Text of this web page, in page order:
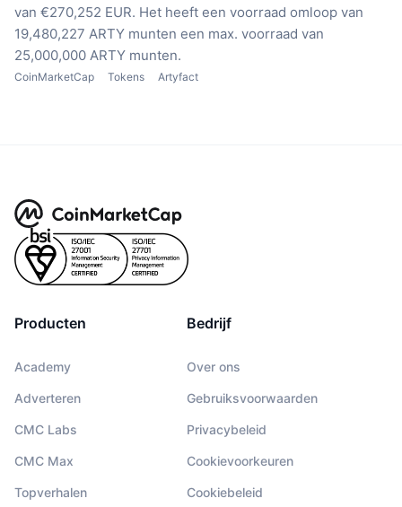
van €270,252 EUR. Het heeft een voorraad omloop van
19,480,227 ARTY munten een max. voorraad van
25,000,000 ARTY munten.
CoinMarketCap Tokens Artyfact
Producten
Academy
Adverteren
CMC Labs
CMC Max
Topverhalen
Bedrijf
Over ons
Gebruiksvoorwaarden
Privacybeleid
Cookievoorkeuren
Cookiebeleid